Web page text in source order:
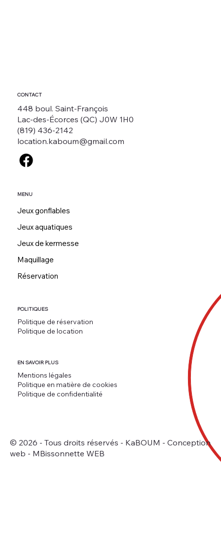
CONTACT
448 boul. Saint-François
Lac-des-Écorces (QC) J0W 1H0
(819) 436-2142
location.kaboum@gmail.com
MENU
Jeux gonflables
Jeux aquatiques
Jeux de kermesse
Maquillage
Réservation
POLITIQUES
Politique de réservation
Politique de location
Mentions légales
Politique en matière de cookies
Politique de confidentialité
EN SAVOIR PLUS
© 2026 - Tous droits réservés - KaBOUM - Conception
web - MBissonnette WEB